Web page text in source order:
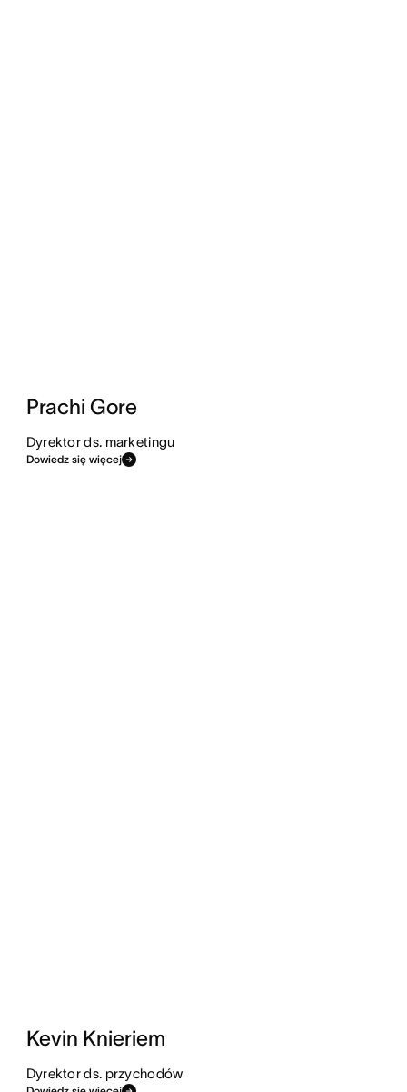
Prachi Gore
Dyrektor ds. marketingu
Dowiedz się więcej
Kevin Knieriem
Dyrektor ds. przychodów